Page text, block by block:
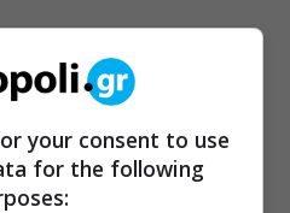
your consent to use
for the following